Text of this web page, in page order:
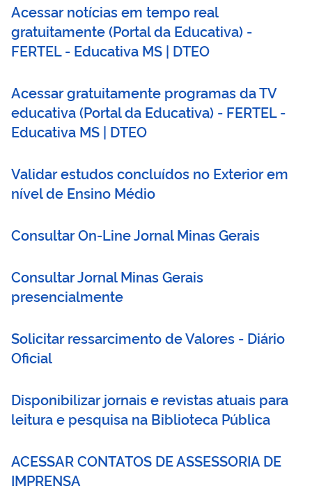
Acessar notícias em tempo real
gratuitamente (Portal da Educativa) -
FERTEL - Educativa MS | DTEO
Acessar gratuitamente programas da TV
educativa (Portal da Educativa) - FERTEL -
Educativa MS | DTEO
Validar estudos concluídos no Exterior em
nível de Ensino Médio
Consultar On-Line Jornal Minas Gerais
Consultar Jornal Minas Gerais
presencialmente
Solicitar ressarcimento de Valores - Diário
Oficial
Disponibilizar jornais e revistas atuais para
leitura e pesquisa na Biblioteca Pública
ACESSAR CONTATOS DE ASSESSORIA DE
IMPRENSA